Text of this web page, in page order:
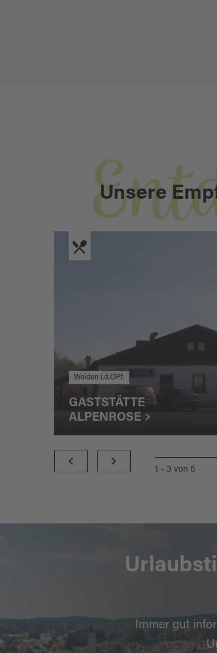
Unsere
Weiden i.d.OPf.
GASTSTÄTTE
ALPENROSE
1 - 3 von 5
Immer gut